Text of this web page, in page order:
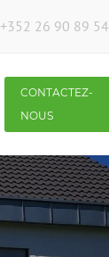
+352 26 90 89 54
CONTACTEZ-
NOUS